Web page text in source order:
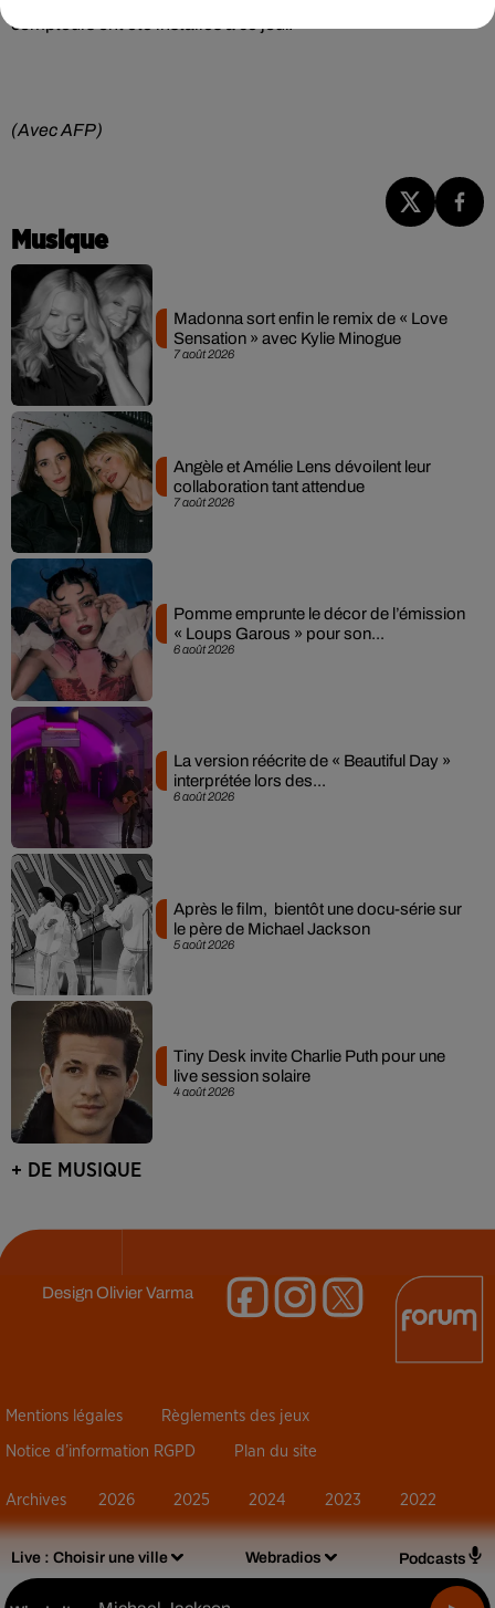
Live : Choisir une ville Webradios Podcasts
compteurs ont été installés à ce jour.
(Avec AFP)
Musique
7 août 2026
Madonna sort enfin le remix de « Love
Sensation » avec Kylie Minogue
7 août 2026
Angèle et Amélie Lens dévoilent leur
collaboration tant attendue
6 août 2026
Pomme emprunte le décor de l’émission
« Loups Garous » pour son...
6 août 2026
La version réécrite de « Beautiful Day »
interprétée lors des...
5 août 2026
Après le film, bientôt une docu-série sur
le père de Michael Jackson
4 août 2026
Tiny Desk invite Charlie Puth pour une
live session solaire
+ DE MUSIQUE
DesignOlivier Varma
Mentions légales Règlements des jeux
Notice d’information RGPD Plan du site
Archives 2026 2025 2024 2023 2022